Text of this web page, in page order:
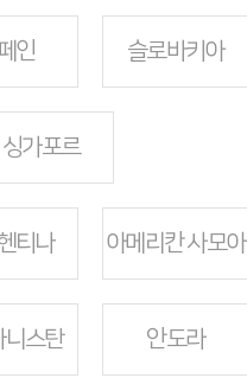
인 슬로바키아
싱가포르
티나 아메리칸 사모아
니스탄 안도라